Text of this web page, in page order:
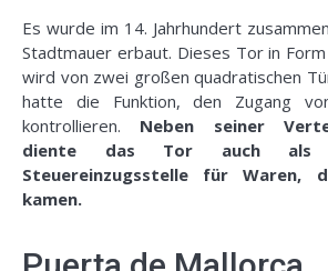
Es wurde im 14. Jahrhundert
Stadtmauer erbaut. Dieses Tor in
wird von zwei großen quadratischen
hatte die Funktion, den Zugang
kontrollieren. Neben seiner
diente das Tor auch als
Steuereinzugsstelle für
kamen.